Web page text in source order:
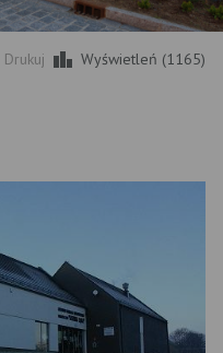
Drukuj Wyświetleń (1165)